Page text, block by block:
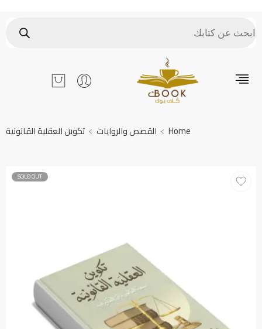
Home القصص والروايات تكوين العقلية القانونية
SOLD OUT